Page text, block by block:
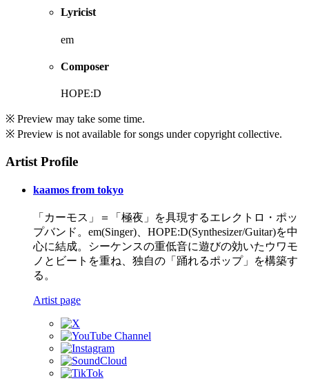
Lyricist
em
Composer
HOPE:D
※ Preview may take some time.
※ Preview is not available for songs under copyright collective.
Artist Profile
kaamos from tokyo
「カーモス」＝「極夜」を具現するエレクトロ・ポッ
プバンド。em(Singer)、HOPE:D(Synthesizer/Guitar)を中
心に結成。シーケンスの重低音に遊びの効いたウワモ
ノとビートを重ね、独自の「踊れるポップ」を構築す
る。
Artist page